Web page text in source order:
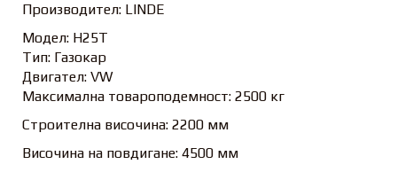
Производител: LINDE
Модел: H25T
Тип: Газокар
Двигател: VW
Максимална товароподемност: 2500 кг
Строителна височина: 2200 мм
Височина на повдигане: 4500 мм